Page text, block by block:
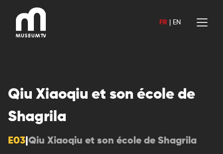
contenu
FR EN
Qiu Xiaoqiu et son école de
Shagrila
E03 Qiu Xiaoqiu et son école de Shagrila